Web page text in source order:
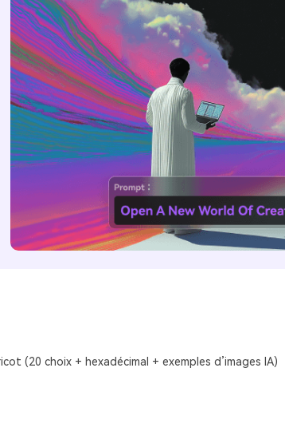
(20 choix + hexadécimal + exemples d’images IA)